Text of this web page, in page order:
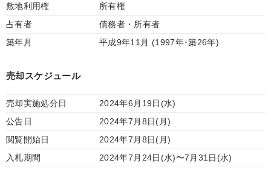
敷地利用権
所有権
占有者
債務者・所有者
築年月
平成9年11月 (1997年･築26年)
売却スケジュール
売却実施処分日
2024年6月19日(水)
公告日
2024年7月8日(月)
閲覧開始日
2024年7月8日(月)
入札期間
2024年7月24日(水)〜7月31日(水)